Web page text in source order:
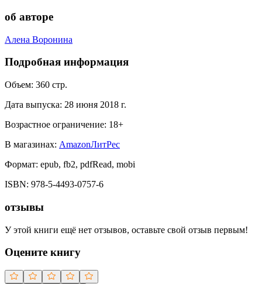
об авторе
Алена Воронина
Подробная информация
Объем: 360 стр.
Дата выпуска: 28 июня 2018 г.
Возрастное ограничение: 18+
В магазинах: AmazonЛитРес
Формат: epub, fb2, pdfRead, mobi
ISBN: 978-5-4493-0757-6
отзывы
У этой книги ещё нет отзывов, оставьте свой отзыв первым!
Оцените книгу